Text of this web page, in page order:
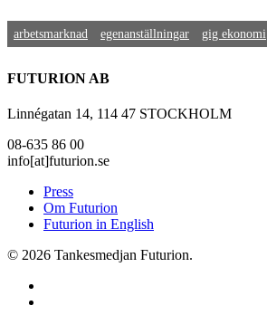
arbetsmarknad egenanställningar gig ekonomi
FUTURION AB
Linnégatan 14, 114 47 STOCKHOLM
08-635 86 00
info[at]futurion.se
Press
Om Futurion
Futurion in English
© 2026 Tankesmedjan Futurion.